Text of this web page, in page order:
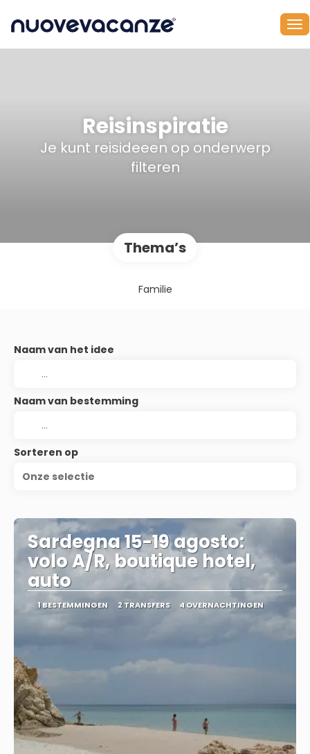
Reisinspiratie
Je kunt reisideeen op onderwerp
filteren
Thema’s
Familie
Naam van het idee
Naam van bestemming
Sorteren op
Onze selectie
Sardegna 15-19 agosto:
volo A/R, boutique hotel,
auto
1 BESTEMMINGEN 2 TRANSFERS 4 OVERNACHTINGEN